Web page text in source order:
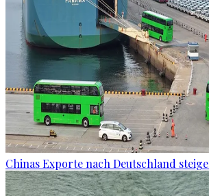
Chinas Exporte nach Deutschland